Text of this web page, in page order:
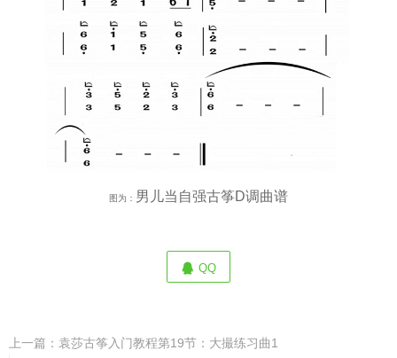
图为： 男儿当自强古筝D调曲谱
QQ
上一篇： 袁莎古筝入门教程第19节：大撮练习曲1